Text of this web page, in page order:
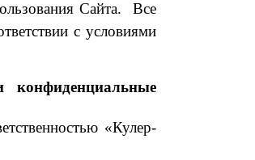
Сайта. Все
с условиями
конфиденциальные
«Кулер-